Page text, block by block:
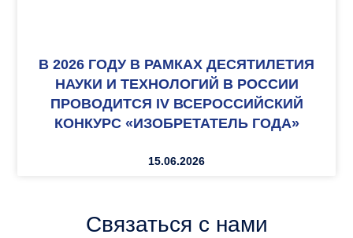
В 2026 ГОДУ В РАМКАХ ДЕСЯТИЛЕТИЯ
НАУКИ И ТЕХНОЛОГИЙ В РОССИИ
ПРОВОДИТСЯ IV ВСЕРОССИЙСКИЙ
КОНКУРС «ИЗОБРЕТАТЕЛЬ ГОДА»
15.06.2026
Связаться с нами